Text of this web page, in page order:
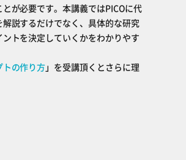
が必要です。本講義ではPICOに代
説するだけでなく、具体的な研究
トを決定していくかをわかりやす
トの作り方」を受講頂くとさらに理